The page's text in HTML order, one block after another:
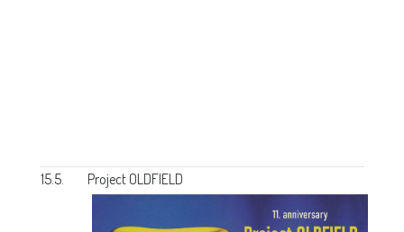
15.5. Project OLDFIELD